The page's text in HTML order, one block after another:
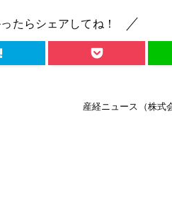
たらシェアしてね！
産経ニュース（株式